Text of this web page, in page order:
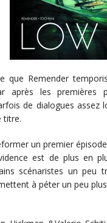
que Remender
après les premières
de dialogues
titre.
un premier
est de plus en
scénaristes un peu
à péter un peu